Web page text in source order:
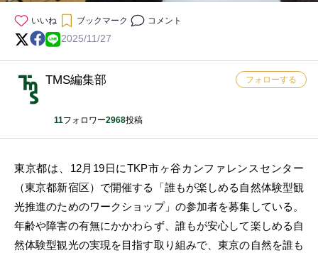
いいね ブックマーク コメント
2025/11/27
TMS編集部
11フォロワー2968投稿
フォローする
東京都は、12月19日にTKP市ヶ谷カンファレンスセンター
（東京都新宿区）で開催する「誰もが楽しめる自然体験型観
光推進のためのワークショップ」の参加者を募集している。
年齢や障害の有無にかかわらず、誰もが安心して楽しめる自
然体験型観光の実現を目指す取り組みで、東京の自然を誰も